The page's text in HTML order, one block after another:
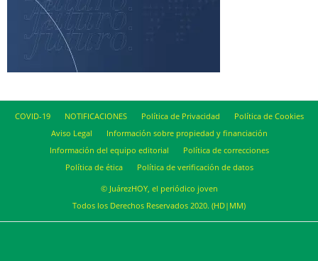
COVID-19 NOTIFICACIONES Política de Privacidad
Política de Cookies
Aviso Legal
Información sobre propiedad y financiación
Información del equipo editorial
Política de correcciones
Política de ética
Política de verificación de datos
© JuárezHOY, el periódico joven
Todos los Derechos Reservados 2020. (HD|MM)